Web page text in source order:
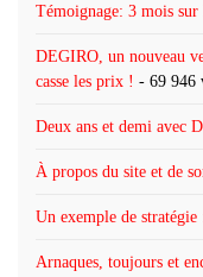
Témoignage: 3 mois
DEGIRO, un nouveau
casse les prix ! - 69 946
Deux ans et demi avec
À propos du site et de
Un exemple de
Arnaques, toujours et